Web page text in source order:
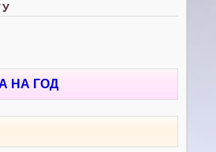
НА ГОД